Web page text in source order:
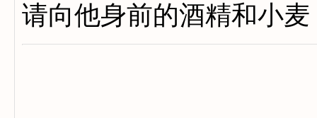
请向他身前的酒精和小麦